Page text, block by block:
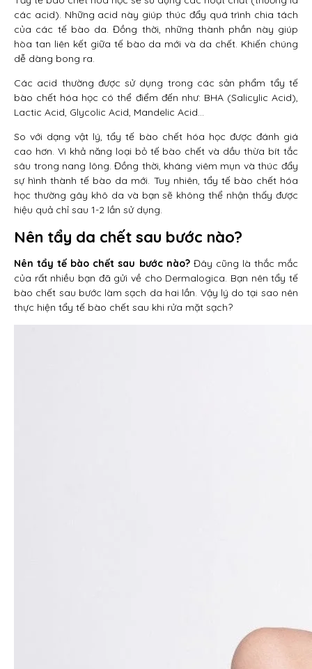
các acid). Những acid này giúp thúc đẩy quá trình chia tách
của các tế bào da. Đồng thời, những thành phần này giúp
hòa tan liên kết giữa tế bào da mới và da chết. Khiến chúng
dễ dàng bong ra.
Các acid thường được sử dụng trong các sản phẩm tẩy tế
bào chết hóa học có thể điểm đến như: BHA (Salicylic Acid),
Lactic Acid, Glycolic Acid, Mandelic Acid…
So với dạng vật lý, tẩy tế bào chết hóa học được đánh giá
cao hơn. Vì khả năng loại bỏ tế bào chết và dầu thừa bít tắc
sâu trong nang lông. Đồng thời, kháng viêm mụn và thúc đẩy
sự hình thành tế bào da mới. Tuy nhiên, tẩy tế bào chết hóa
học thường gây khô da và bạn sẽ không thể nhận thấy được
hiệu quả chỉ sau 1-2 lần sử dụng.
Nên tẩy da chết sau bước nào?
Nên tẩy tế bào chết sau bước nào?Đây cũng là thắc mắc
của rất nhiều bạn đã gửi về cho Dermalogica. Bạn nên tẩy tế
bào chết sau bước làm sạch da hai lần. Vậy lý do tại sao nên
thực hiện tẩy tế bào chết sau khi rửa mặt sạch?